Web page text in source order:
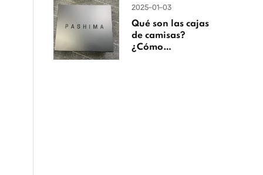
2025-01-03
Qué son las cajas
de camisas?
¿Cómo